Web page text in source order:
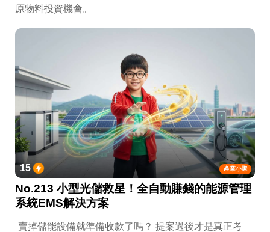
原物料投資機會。
產業小聚
15
No.213 小型光儲救星！全自動賺錢的能源管理
系統EMS解決方案
賣掉儲能設備就準備收款了嗎？ 提案過後才是真正考